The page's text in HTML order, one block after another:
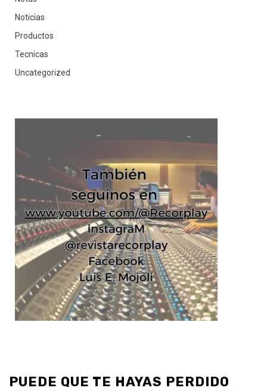
Noticias
Productos
Tecnicas
Uncategorized
PUEDE QUE TE HAYAS PERDIDO